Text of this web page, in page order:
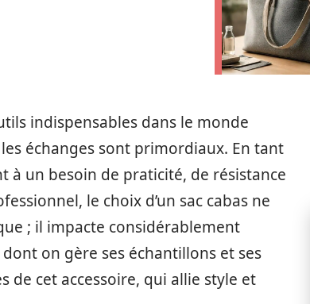
indispensables dans le monde
échanges sont primordiaux. En tant
à un besoin de praticité, de résistance
le choix d’un sac cabas ne
; il impacte considérablement
on gère ses échantillons et ses
de cet accessoire, qui allie style et